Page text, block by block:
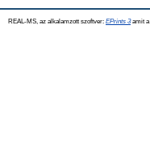
REAL-MS, az alkalamzott szoftver: EPrints 3amit a